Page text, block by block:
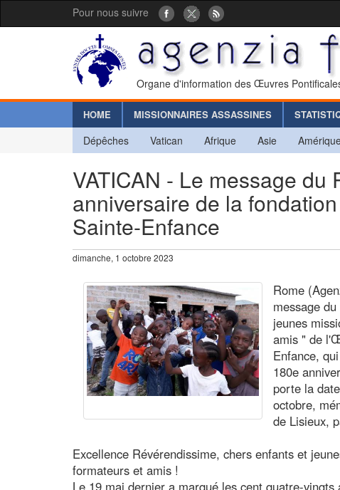
Pour nous suivre
Organe d'information des Œuvres
HOME MISSIONNAIRES ASSASSINES
Dépêches Vatican Afrique Asie
VATICAN - Le message
anniversaire de la
Sainte-Enfance
dimanche, 1 octobre 2023
Rome
message
jeunes
amis " de
Enfance,
180e
porte la
octobre,
de Lisieux,
Excellence Révérendissime, chers enfants et
formateurs et amis !
Le 19 mai dernier a marqué les cent quatre-